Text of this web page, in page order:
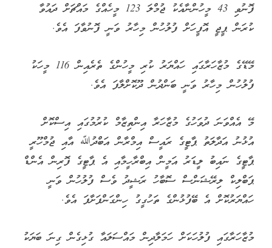
ފޮނުވި 43 މީހުންނާއެކު ޖުމްލަ 123 މީހެއްގެ މައްޗަށް ދައުވާ
ކުރަން ޕީޖީ އޮފީހަށް ފުލުހުން މިހާރު ވަނީ ފޮނުވާފަ އެވެ.
މޭޑޭގެ މުޒާހަރާގައި ހައްޔަރު ކުރި މީހުންގެ ތެރެއިން 116 މީހަކު
ފުލުހުން މިހާރު ވަނީ ބަންދުން ދޫކޮށްލާފަ އެވެ.
މޭ އެއްވަނަ ދުވަހުގެ މުޒާހަރާ އިންތިޒާމް ކުރުމުގައި އިސްކޮށް
އުޅުނު އަދާލަތު ޕާޓީގެ ރައީސް އިމްރާން އަބްދުﷲ އާއި ޖުމްހޫރީ
ޕާޓީގެ ނައިބު ލީޑަރު އަމީން އިބްރާހީމާއި އެ ޕާޓީގެ ފޮރިން އެންޑް
ޕަބްލިކް ލިރޭޝަންސް ސޮބާހު ރަޝީދު ވެސް ފުލުހުން ވަނީ
ހައްޔަރުކޮށް އެ ބޭފުޅުންގެ ތަހުގީގު ހިންގަންފަށާފަ އެވެ.
މުޒާހަރާގައި ފުލުހަކަށް ހަމަލާދިން މައްސަލައާ ގުޅިގެން ގިނަ ބަޔަކު